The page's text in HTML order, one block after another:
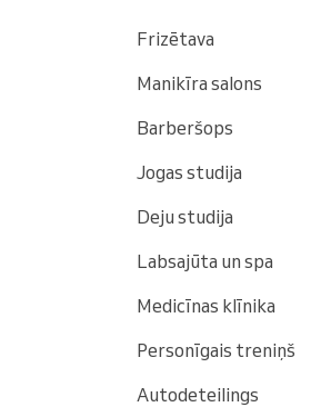
Frizētava
Manikīra salons
Barberšops
Jogas studija
Deju studija
Labsajūta un spa
Medicīnas klīnika
Personīgais treniņš
Autodeteilings